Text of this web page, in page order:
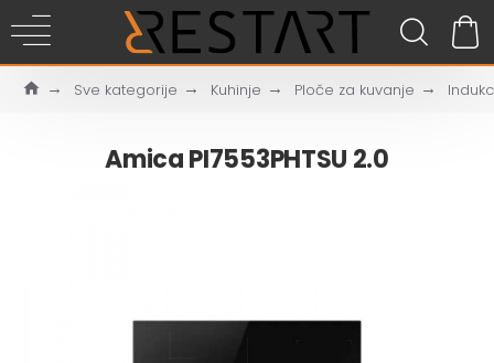
Sve kategorije Kuhinje Ploče za kuvanje
Amica PI7553PHTSU 2.0